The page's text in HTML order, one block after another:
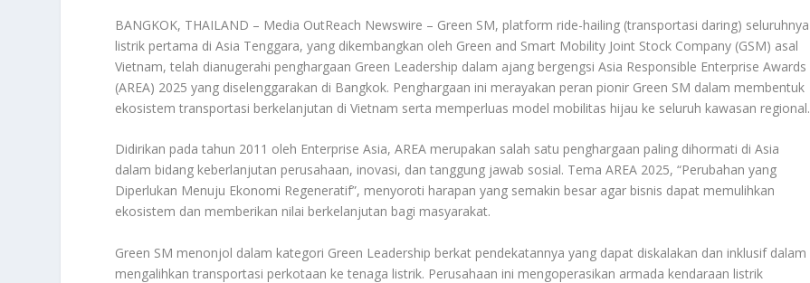
BANGKOK, THAILAND – Media OutReach Newswire – Green SM, platform ride-hailing (transportasi daring) seluruhnya
listrik pertama di Asia Tenggara, yang dikembangkan oleh Green and Smart Mobility Joint Stock Company (GSM) asal
Vietnam, telah dianugerahi penghargaan Green Leadership dalam ajang bergengsi Asia Responsible Enterprise Awards
(AREA) 2025 yang diselenggarakan di Bangkok. Penghargaan ini merayakan peran pionir Green SM dalam membentuk
ekosistem transportasi berkelanjutan di Vietnam serta memperluas model mobilitas hijau ke seluruh kawasan regional.
Didirikan pada tahun 2011 oleh Enterprise Asia, AREA merupakan salah satu penghargaan paling dihormati di Asia
dalam bidang keberlanjutan perusahaan, inovasi, dan tanggung jawab sosial. Tema AREA 2025, “Perubahan yang
Diperlukan Menuju Ekonomi Regeneratif”, menyoroti harapan yang semakin besar agar bisnis dapat memulihkan
ekosistem dan memberikan nilai berkelanjutan bagi masyarakat.
Green SM menonjol dalam kategori Green Leadership berkat pendekatannya yang dapat diskalakan dan inklusif dalam
mengalihkan transportasi perkotaan ke tenaga listrik. Perusahaan ini mengoperasikan armada kendaraan listrik